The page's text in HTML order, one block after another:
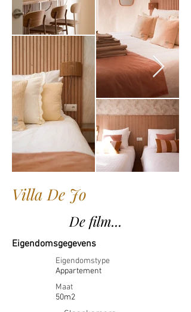
Villa De Jo
De film...
Eigendomsgegevens
Eigendomstype
Appartement
Maat
50m2